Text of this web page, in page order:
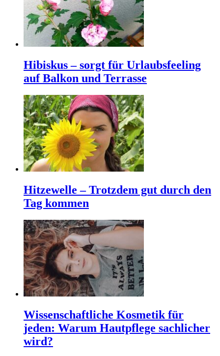
Hibiskus – sorgt für Urlaubsfeeling
auf Balkon und Terrasse
Hitzewelle – Trotzdem gut durch den
Tag kommen
Wissenschaftliche Kosmetik für
jeden: Warum Hautpflege sachlicher
wird?